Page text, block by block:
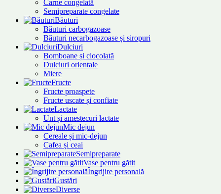
Carne congelată
Semipreparate congelate
Băuturi
Băuturi carbogazoase
Băuturi necarbogazoase și siropuri
Dulciuri
Bomboane și ciocolată
Dulciuri orientale
Miere
Fructe
Fructe proaspete
Fructe uscate și confiate
Lactate
Unt și amestecuri lactate
Mic dejun
Cereale și mic-dejun
Cafea și ceai
Semipreparate
Vase pentru gătit
Îngrijire personală
Gustări
Diverse